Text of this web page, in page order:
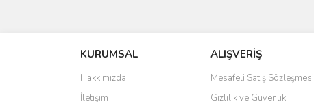
Ürün resmi kalitesiz, bozuk veya görüntülenemiyor.
Ürün açıklamasında eksik bilgiler bulunuyor.
Ürün bilgilerinde hatalar bulunuyor.
KURUMSAL
Hakkımızda
İletişim
ALIŞVERİŞ
Mesafeli Satış Sözleşmesi
Gizlilik ve Güvenlik